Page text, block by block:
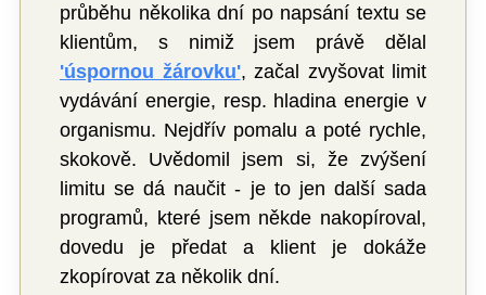
průběhu několika dní po napsání textu se
klientům, s nimiž jsem právě dělal
'úspornou žárovku', začal zvyšovat limit
vydávání energie, resp. hladina energie v
organismu. Nejdřív pomalu a poté rychle,
skokově. Uvědomil jsem si, že zvýšení
limitu se dá naučit - je to jen další sada
programů, které jsem někde nakopíroval,
dovedu je předat a klient je dokáže
zkopírovat za několik dní.